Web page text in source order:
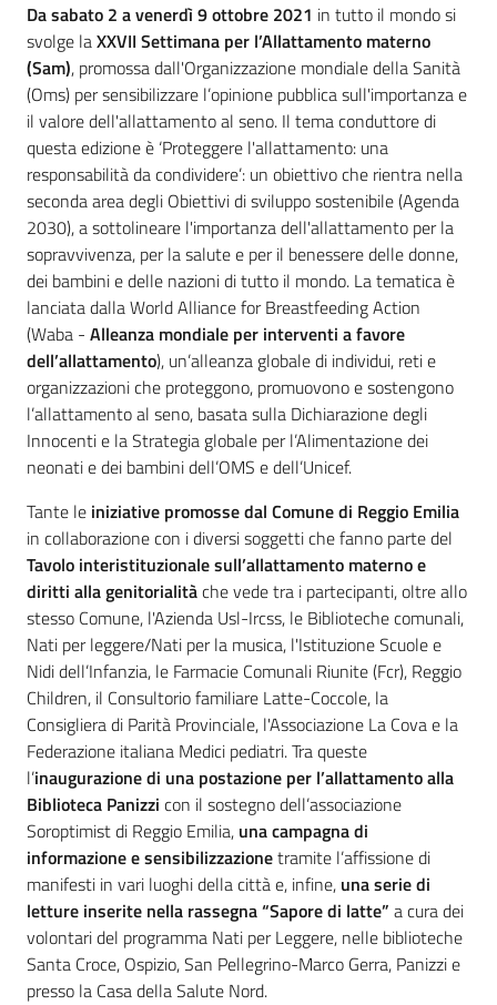
Tutti
gli
argomenti
Menu selezionato
T
u
r
i
s
m
o
E
v
e
n
t
i
Seguici
su
Da sabato 2 a venerdì 9 ottobre 2021 in tutto il mondo si
svolge laXXVII Settimana per l’Allattamento materno
(Sam), promossa dall'Organizzazione mondiale della Sanità
(Oms) per sensibilizzare l’opinione pubblica sull'importanza e
il valore dell'allattamento al seno. Il tema conduttore di
questa edizione è ‘Proteggere l'allattamento: una
responsabilità da condividere’: un obiettivo che rientra nella
seconda area degli Obiettivi di sviluppo sostenibile (Agenda
2030), a sottolineare l'importanza dell'allattamento per la
sopravvivenza, per la salute e per il benessere delle donne,
dei bambini e delle nazioni di tutto il mondo. La tematica è
lanciata dalla World Alliance for Breastfeeding Action
(Waba - Alleanza mondiale per interventi a favore
dell’allattamento), un’alleanza globale di individui, reti e
organizzazioni che proteggono, promuovono e sostengono
l’allattamento al seno, basata sulla Dichiarazione degli
Innocenti e la Strategia globale per l’Alimentazione dei
neonati e dei bambini dell’OMS e dell’Unicef.
Tante le iniziative promosse dal Comune di Reggio Emilia
in collaborazione con i diversi soggetti che fanno parte del
Tavolo interistituzionale sull’allattamento materno e
diritti alla genitorialitàche vede tra i partecipanti, oltre allo
stesso Comune, l'Azienda Usl-Ircss, le Biblioteche comunali,
Nati per leggere/Nati per la musica, l'Istituzione Scuole e
Nidi dell’Infanzia, le Farmacie Comunali Riunite (Fcr), Reggio
Children, il Consultorio familiare Latte-Coccole, la
Consigliera di Parità Provinciale, l'Associazione La Cova e la
Federazione italiana Medici pediatri. Tra queste
l’inaugurazione di una postazione per l’allattamento alla
Biblioteca Panizzi con il sostegno dell’associazione
Soroptimist di Reggio Emilia, una campagna di
informazione e sensibilizzazionetramite l’affissione di
manifesti in vari luoghi della città e, infine, una serie di
letture inserite nella rassegna “Sapore di latte” a cura dei
volontari del programma Nati per Leggere, nelle biblioteche
Santa Croce, Ospizio, San Pellegrino-Marco Gerra, Panizzi e
presso la Casa della Salute Nord.